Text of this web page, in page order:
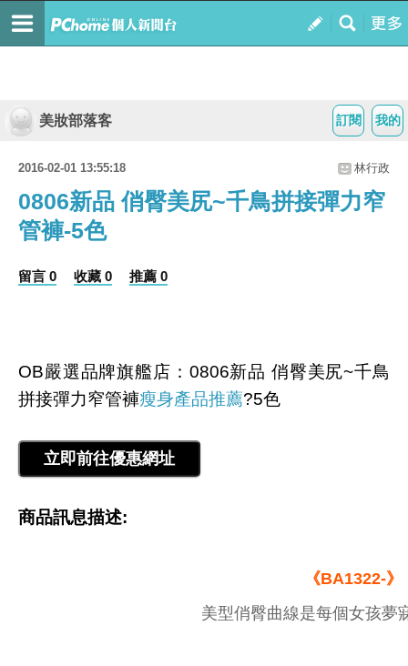
我的
訂閱
美妝部落客
2016-02-01 13:55:18 林行政
0806新品 俏臀美尻~千鳥拼接彈力窄
管褲-5色
留言 0 收藏 0 推薦 0
OB嚴選品牌旗艦店：0806新品 俏臀美尻~千鳥
拼接彈力窄管褲瘦身產品推薦?5色
商品訊息描述:
《BA1322-》
美型俏臀曲線是每個女孩夢